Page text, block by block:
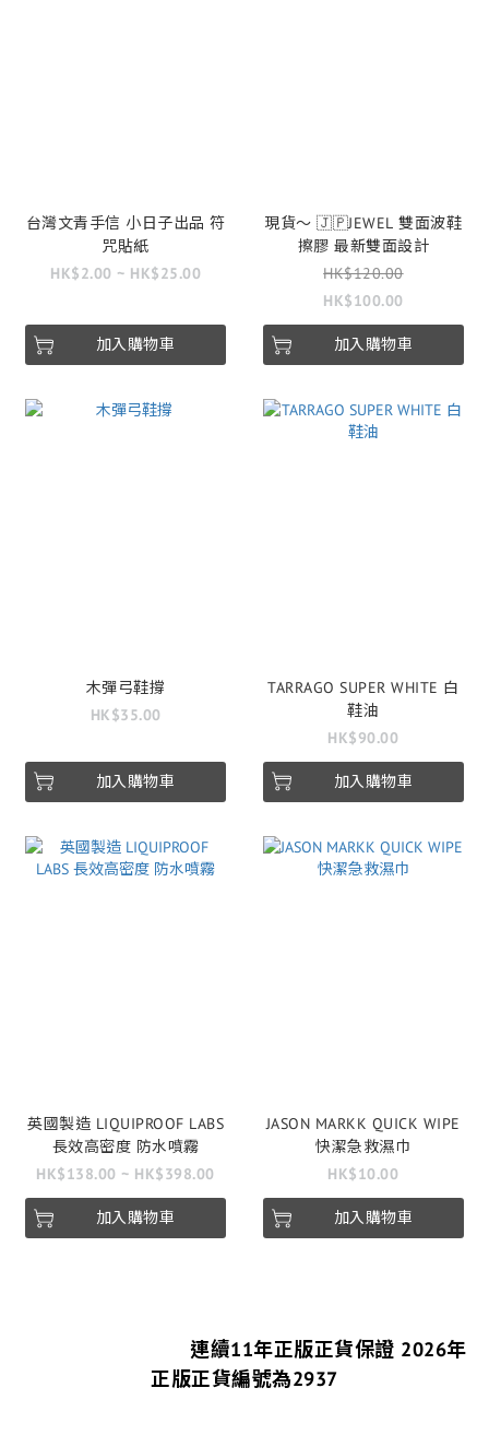
台灣文青手信 小日子出品 符
咒貼紙
HK$2.00 ~ HK$25.00
加入購物車
現貨～ 🇯🇵JEWEL 雙面波鞋
擦膠 最新雙面設計
HK$120.00
HK$100.00
加入購物車
木彈弓鞋撐
HK$35.00
加入購物車
TARRAGO SUPER WHITE 白
鞋油
HK$90.00
加入購物車
英國製造 LIQUIPROOF LABS
長效高密度 防水噴霧
HK$138.00 ~ HK$398.00
加入購物車
JASON MARKK QUICK WIPE
快潔急救濕巾
HK$10.00
加入購物車
連續11年正版正貨保證 2026年
正版正貨編號為2937